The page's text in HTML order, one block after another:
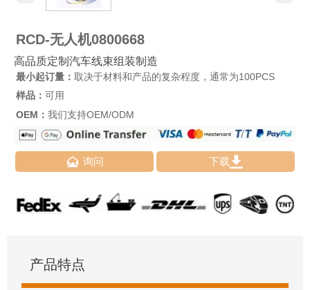
RCD-无人机0800668
高品质定制汽车线束组装制造
最小起订量： 取决于材料和产品的复杂程度，通常为100PCS
样品： 可用
OEM： 我们支持OEM/ODM
 询问 下载
产品特点